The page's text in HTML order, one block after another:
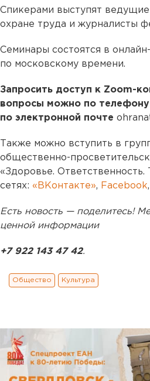
Спикерами выступят
охране труда и журналисты
Семинары состоятся в
по московскому времени.
Запросить доступ к Zoom-
вопросы можно по
по электронной почте
Также можно вступить в
общественно-
«Здоровье.
сетях: «ВКонтакте», Facebook
Есть новость — поделитесь!
ценной информации
+7 922 143 47 42.
Общество Культура